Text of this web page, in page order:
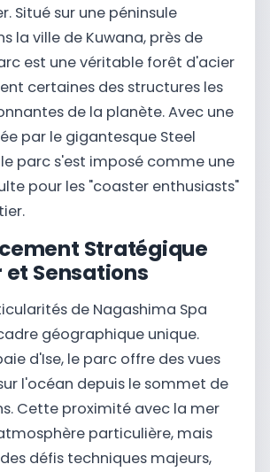
Situé sur une péninsule
la ville de Kuwana, près de
est une véritable forêt d'acier
certaines des structures les
de la planète. Avec une
par le gigantesque Steel
parc s'est imposé comme une
pour les "coaster enthusiasts"
Stratégique
et Sensations
de Nagashima Spa
géographique unique.
d'Ise, le parc offre des vues
l'océan depuis le sommet de
Cette proximité avec la mer
particulière, mais
défis techniques majeurs,